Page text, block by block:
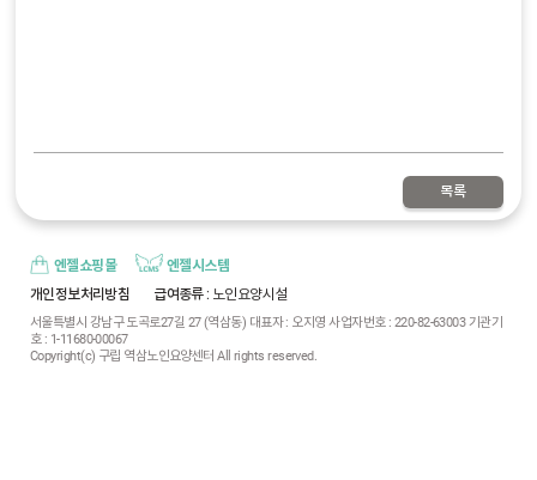
목록
엔젤쇼핑몰
엔젤시스템
개인정보처리방침
급여종류 : 노인요양시설
서울특별시 강남구 도곡로27길 27 (역삼동) 대표자 : 오지영 사업자번호 : 220-82-63003 기관기
호 : 1-11680-00067
Copyright(c) 구립 역삼노인요양센터 All rights reserved.